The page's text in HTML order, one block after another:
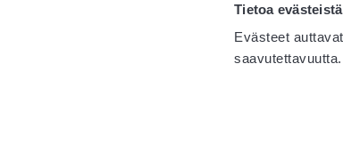
Tietoa evästeistä
Evästeet